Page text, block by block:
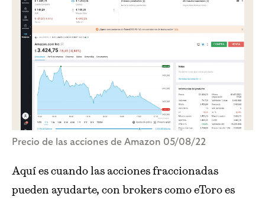
Precio de las acciones de Amazon 05/08/22
Aquí es cuando las acciones fraccionadas
pueden ayudarte, con brokers como eToro es